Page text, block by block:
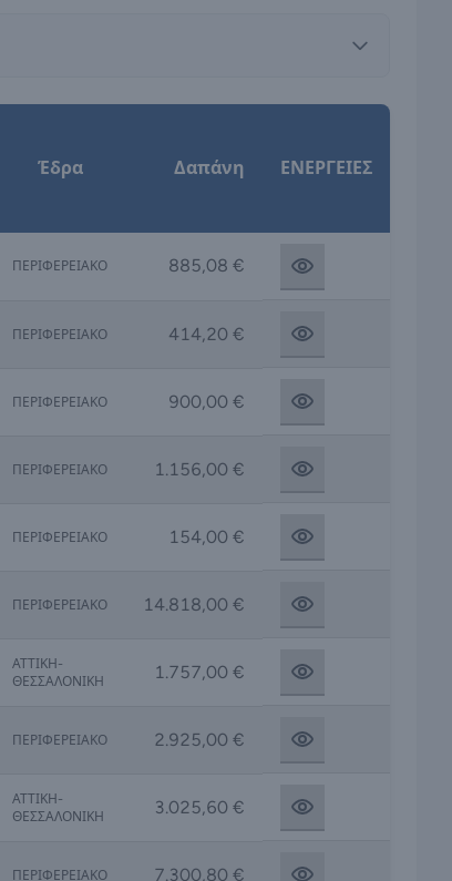
Έδρα Δαπάνη ΕΝΕΡΓΕΙΕΣ
ΠΕΡΙΦΕΡΕΙΑΚΟ 885,08 €
ΠΕΡΙΦΕΡΕΙΑΚΟ 414,20 €
ΠΕΡΙΦΕΡΕΙΑΚΟ 900,00 €
ΠΕΡΙΦΕΡΕΙΑΚΟ 1.156,00 €
ΠΕΡΙΦΕΡΕΙΑΚΟ 154,00 €
ΠΕΡΙΦΕΡΕΙΑΚΟ 14.818,00 €
ΑΤΤΙΚΗ-
ΘΕΣΣΑΛΟΝΙΚΗ
1.757,00 €
ΠΕΡΙΦΕΡΕΙΑΚΟ 2.925,00 €
ΑΤΤΙΚΗ-
ΘΕΣΣΑΛΟΝΙΚΗ
3.025,60 €
ΠΕΡΙΦΕΡΕΙΑΚΟ 7.300,80 €